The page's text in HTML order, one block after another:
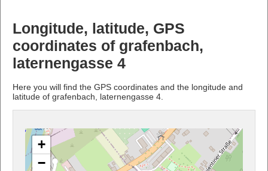
Longitude, latitude, GPS
coordinates of grafenbach,
laternengasse 4
Here you will find the GPS coordinates and the longitude and
latitude of grafenbach, laternengasse 4.
+
−